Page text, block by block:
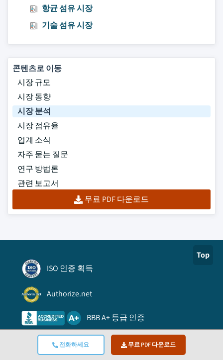
전화하세요 무료 PDF 다운로드
항균 섬유 시장
기술 섬유 시장
콘텐츠로 이동
시장 규모
시장 동향
시장 분석
시장 점유율
업계 소식
자주 묻는 질문
연구 방법론
관련 보고서
무료 PDF 다운로드
Top
ISO 인증 획득
Authorize.net
BBB A+ 등급 인증
Viking Cloud 신뢰 기업